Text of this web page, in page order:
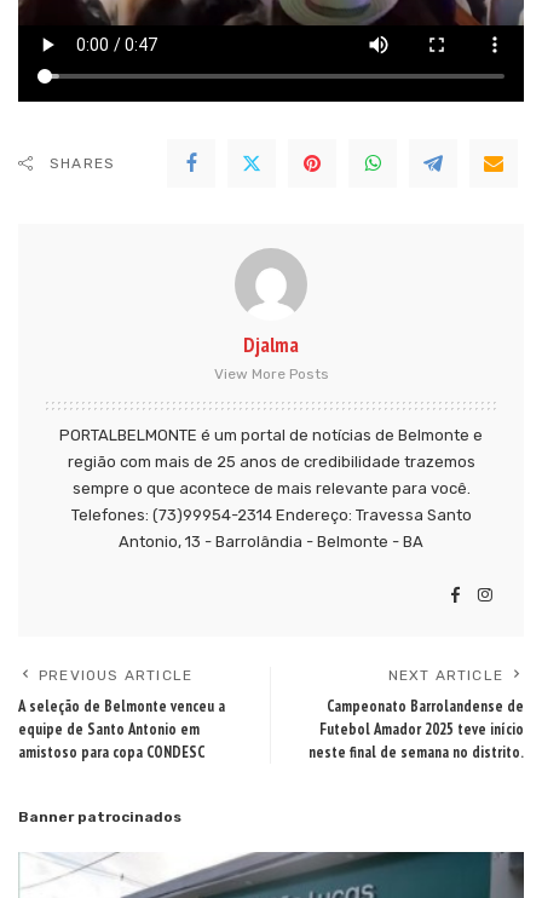
SHARES
Djalma
View More Posts
PORTALBELMONTE é um portal de notícias de Belmonte e
região com mais de 25 anos de credibilidade trazemos
sempre o que acontece de mais relevante para você.
Telefones: (73)99954-2314 Endereço: Travessa Santo
Antonio, 13 - Barrolândia - Belmonte - BA
PREVIOUS ARTICLE
A seleção de Belmonte venceu a
equipe de Santo Antonio em
amistoso para copa CONDESC
NEXT ARTICLE
Campeonato Barrolandense de
Futebol Amador 2025 teve início
neste final de semana no distrito.
Banner patrocinados